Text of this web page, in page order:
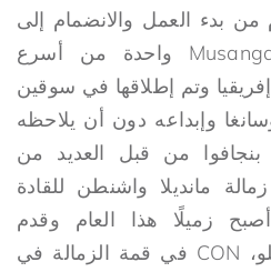
بدء العمل والانضمام إلى
برنامج TEF، أطلقت Musanga واحدة من أسرع
وتم إطلاقها في سوقين
وإبداعه دون أن يلاحظه
من قبل العديد من
مانديلا واشنطن للقادة
زميلًا هذا العام وقدم
المؤسس، توني أو. إلوميلو، CON في قمة الزمالة في